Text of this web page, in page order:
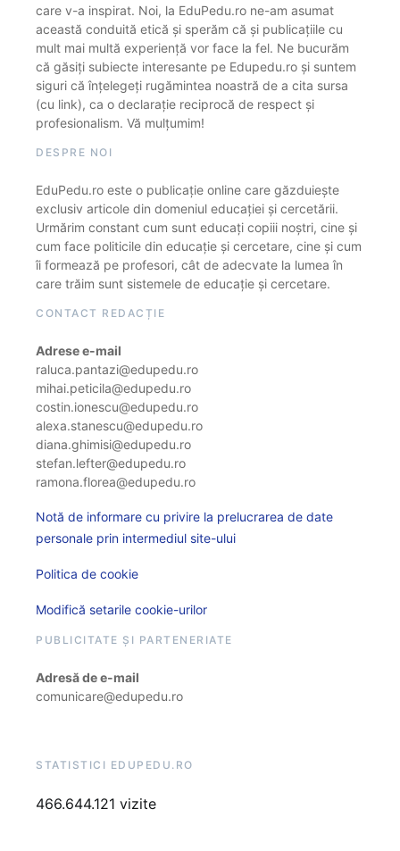
care v-a inspirat. Noi, la EduPedu.ro ne-am asumat
această conduită etică și sperăm că și publicațiile cu
mult mai multă experiență vor face la fel. Ne bucurăm
că găsiți subiecte interesante pe Edupedu.ro și suntem
siguri că înțelegeți rugămintea noastră de a cita sursa
(cu link), ca o declarație reciprocă de respect și
profesionalism. Vă mulțumim!
DESPRE NOI
EduPedu.ro este o publicație online care găzduiește
exclusiv articole din domeniul educației și cercetării.
Urmărim constant cum sunt educați copiii noștri, cine și
cum face politicile din educație și cercetare, cine și cum
îi formează pe profesori, cât de adecvate la lumea în
care trăim sunt sistemele de educație și cercetare.
CONTACT REDACȚIE
Adrese e-mail
raluca.pantazi@edupedu.ro
mihai.peticila@edupedu.ro
costin.ionescu@edupedu.ro
alexa.stanescu@edupedu.ro
diana.ghimisi@edupedu.ro
stefan.lefter@edupedu.ro
ramona.florea@edupedu.ro
Notă de informare cu privire la prelucrarea de date
personale prin intermediul site-ului
Politica de cookie
Modifică setarile cookie-urilor
PUBLICITATE ȘI PARTENERIATE
Adresă de e-mail
comunicare@edupedu.ro
STATISTICI EDUPEDU.RO
466.644.121 vizite